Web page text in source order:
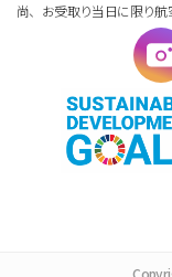
尚、お受取り当日に限り航